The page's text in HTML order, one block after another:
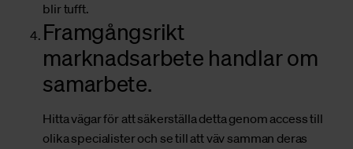
blir tufft.
Framgångsrikt
marknadsarbete handlar om
samarbete.
Hitta vägar för att säkerställa detta genom access till
olika specialister och se till att väv samman deras